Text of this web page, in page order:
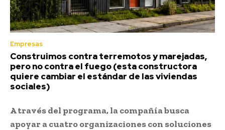
Empresas
Construimos contra terremotos y marejadas,
pero no contra el fuego (esta constructora
quiere cambiar el estándar de las viviendas
sociales)
A través del programa, la compañía busca
apoyar a cuatro organizaciones con soluciones